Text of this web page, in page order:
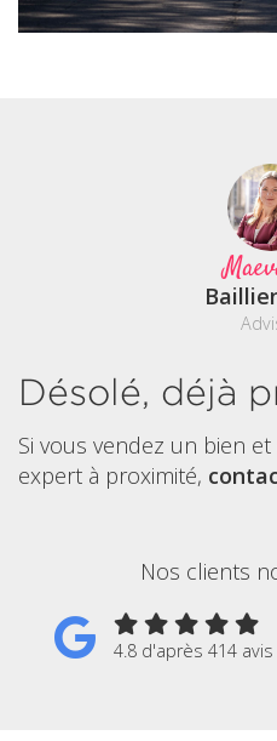
Désolé, déjà
Si vous vendez un bien
expert à proximité,
Nos clients
4.8 d'après 414 avis